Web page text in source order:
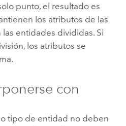
punto, el resultado es
los atributos de las
entidades divididas. Si
los atributos se
con
tipo de entidad no deben